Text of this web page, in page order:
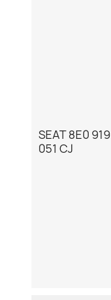
SEAT 8E0 919
051 CJ